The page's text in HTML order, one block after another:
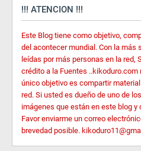
!!! ATENCION !!!
Este Blog tiene como objetivo,
del acontecer mundial. Con la más
leídas por más personas en la red,
crédito a la Fuentes ..kikoduro.com
único objetivo es compartir
red. Si usted es dueño de uno de
imágenes que están en este blog y
Favor enviarme un correo
brevedad posible.